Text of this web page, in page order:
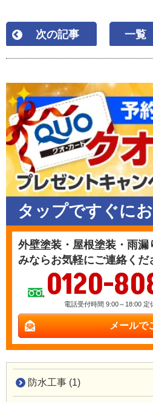
次の記事 一覧
タップですぐに
外壁塗装・屋根塗装・雨
みならお気軽にご連絡くだ
0120-
電話受付時間 9:00～18:00 定
メールで
防水工事 (1)